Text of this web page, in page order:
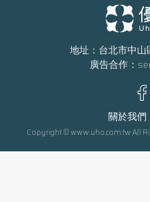
地址：台北市中
廣告合作：
關於我們
Copyright © www.uho.com.tw All